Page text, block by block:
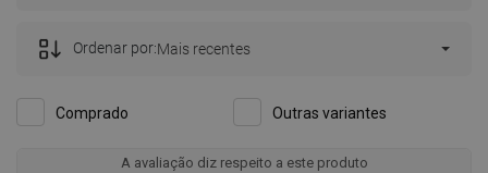
Comprado Outras variantes
Ordenar por:Mais recentes
A avaliação diz respeito a este produto